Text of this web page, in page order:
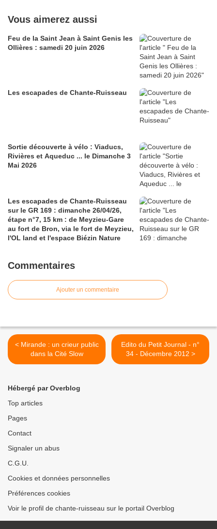
Vous aimerez aussi
Feu de la Saint Jean à Saint Genis les
Ollières : samedi 20 juin 2026
Les escapades de Chante-Ruisseau
Sortie découverte à vélo : Viaducs,
Rivières et Aqueduc ... le Dimanche 3
Mai 2026
Les escapades de Chante-Ruisseau
sur le GR 169 : dimanche 26/04/26,
étape n°7, 15 km : de Meyzieu-Gare
au fort de Bron, via le fort de Meyzieu,
l'OL land et l'espace Biézin Nature
Commentaires
Ajouter un commentaire
< Mirande : un crieur public
dans la Cité Slow
Edito du Petit Journal - n°
34 - Décembre 2012 >
Hébergé par Overblog
Top articles
Pages
Contact
Signaler un abus
C.G.U.
Cookies et données personnelles
Préférences cookies
Voir le profil de chante-ruisseau sur le portail Overblog